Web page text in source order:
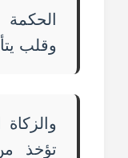
وقلب
تؤخذ